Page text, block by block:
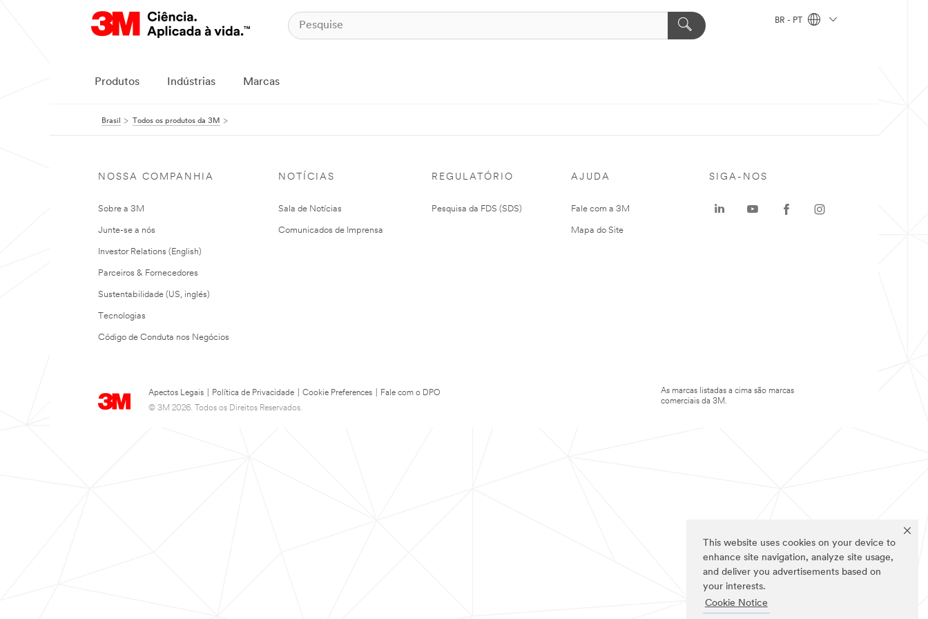
This website uses cookies on your device to
enhance site navigation, analyze site usage,
and deliver you advertisements based on
your interests.
Cookie Notice
BR - PT
Produtos Indústrias Marcas
Brasil Todos os produtos da 3M
NOSSA COMPANHIA
Sobre a 3M
Junte-se a nós
Investor Relations (English)
Parceiros & Fornecedores
Sustentabilidade (US, inglés)
Tecnologias
Código de Conduta nos Negócios
NOTÍCIAS
Sala de Notícias
Comunicados de Imprensa
REGULATÓRIO
Pesquisa da FDS (SDS)
AJUDA
Fale com a 3M
Mapa do Site
Apectos Legais Política de Privacidade Cookie Preferences
Fale com o DPO
© 3M 2026. Todos os Direitos Reservados.
SIGA-NOS
As marcas listadas a cima são marcas
comerciais da 3M.